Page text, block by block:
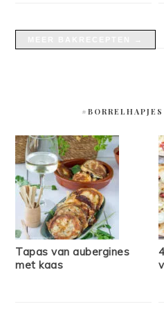
Tapas van aubergines
met kaas